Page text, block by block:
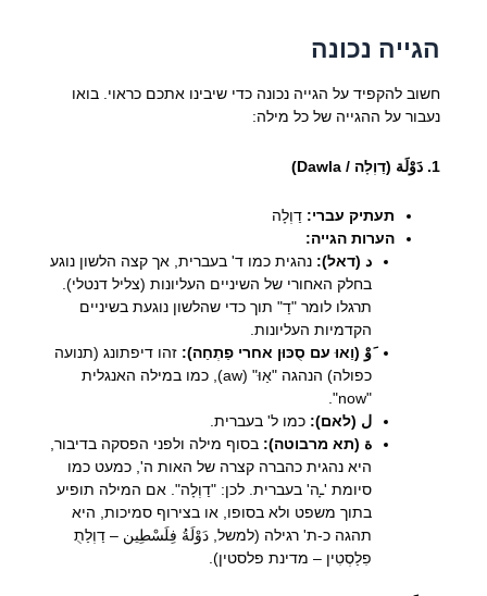
הגייה נכונה
חשוב להקפיד על הגייה נכונה כדי שיבינו אתכם כראוי. בואו
נעבור על ההגייה של כל מילה:
1. دَوْلَة (דַוְלָה / Dawla)
תעתיק עברי: דַוְלָה
הערות הגייה:
د (דאל): נהגית כמו ד' בעברית, אך קצה הלשון נוגע
בחלק האחורי של השיניים העליונות (צליל דנטלי).
תרגלו לומר "דַ" תוך כדי שהלשון נוגעת בשיניים
הקדמיות העליונות.
َوْ (וַאוּ עם סֻכּוּן אחרי פַתְחַה): זהו דיפתונג (תנועה
כפולה) הנהגה "אַוּ" (aw), כמו במילה האנגלית
"now".
ل (לאם): כמו ל' בעברית.
ة (תא מרבוטה): בסוף מילה ולפני הפסקה בדיבור,
היא נהגית כהברה קצרה של האות ה', כמעט כמו
סיומת 'ـָה' בעברית. לכן: "דַוְלָה". אם המילה תופיע
בתוך משפט ולא בסופו, או בצירוף סמיכות, היא
תהגה כ-ת' רגילה (למשל, دَوْلَةُ فِلَسْطِين – דַוְלַתֻ
פִלַסְטִין – מדינת פלסטין).